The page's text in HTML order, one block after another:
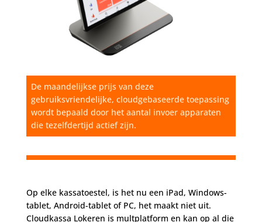
De maandelijkse prijs van deze
gebruiksvriendelijke, cloudgebaseerde toepassing
wordt bepaald door het aantal invoer apparaten
die tezelfdertijd actief zijn.
Op elke kassatoestel, is het nu een iPad, Windows-
tablet, Android-tablet of PC, het maakt niet uit.
Cloudkassa Lokeren is multplatform en kan op al die